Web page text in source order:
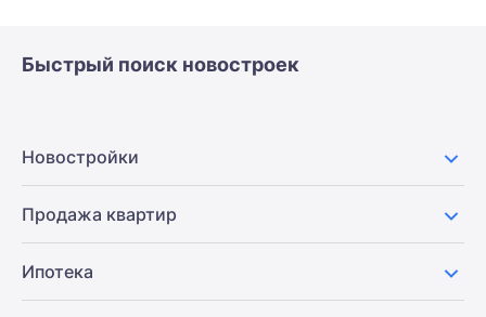
Быстрый поиск новостроек
Новостройки
Продажа квартир
Ипотека